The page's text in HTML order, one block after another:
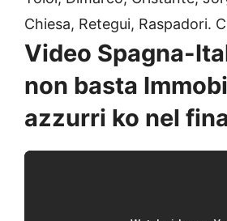
Chiesa, Retegui, Raspadori.
Video Spagna-
non basta
azzurri ko nel